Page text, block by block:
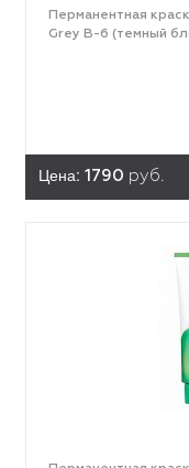
Перманентная
Grey B-6 (темный
Цена: 1790 руб.